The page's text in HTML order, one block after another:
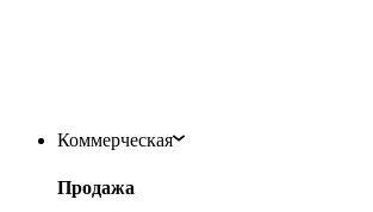
Коммерческая
Продажа